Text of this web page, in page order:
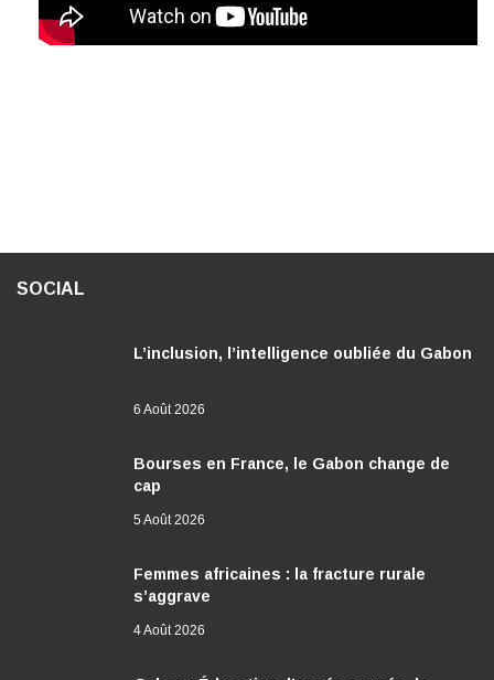
SOCIAL
L’inclusion, l’intelligence oubliée du Gabon
6 Août 2026
Bourses en France, le Gabon change de
cap
5 Août 2026
Femmes africaines : la fracture rurale
s’aggrave
4 Août 2026